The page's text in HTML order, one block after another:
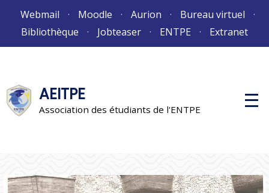
Webmail Moodle Aurion
Bureau virtuel
Bibliothèque
Jobteaser ENTPE Extranet
AEITPE
Association des étudiants de l'ENTPE
M
e
c
i